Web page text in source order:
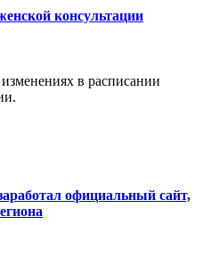
консультации
в расписании
официальный сайт,